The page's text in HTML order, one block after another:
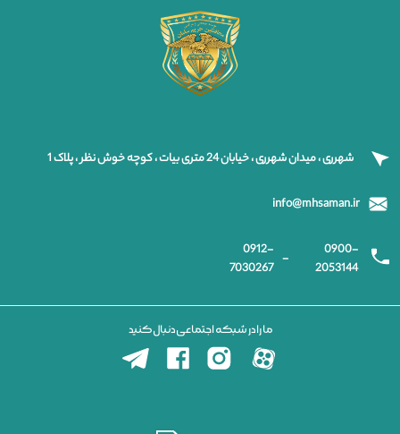
شهرری ، میدان شهرری ، خیابان 24 متری بیات ، کوچه خوش نظر ، پلاک 1
info@mhsaman.ir
0900-
2053144
-
0912-
7030267
ما را در شبکه اجتماعی دنبال کنید